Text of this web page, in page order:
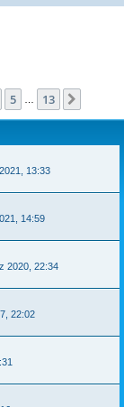
5 13
13:33
14:59
2020, 22:34
22:02